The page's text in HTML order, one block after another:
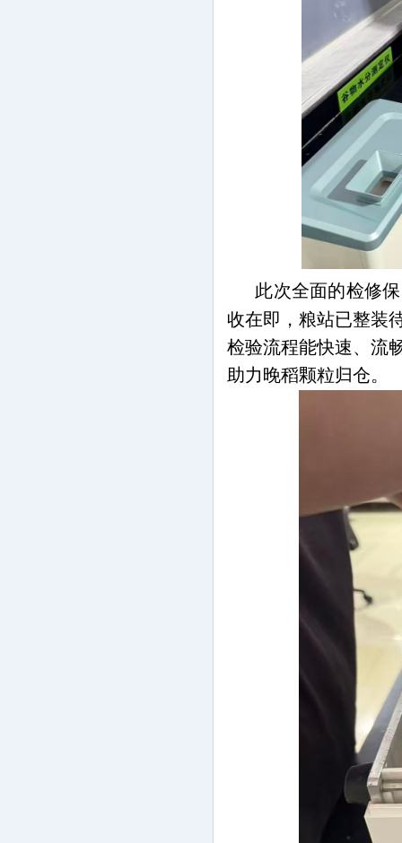
此次全面的检修
收在即，粮站已整装
检验流程能快速、流
助力晚稻颗粒归仓。